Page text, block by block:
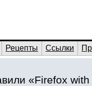
Рецепты Ссылки
«Firefox with